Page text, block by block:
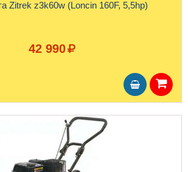
Zitrek z3k60w (Loncin 160F, 5,5hp)
42 990